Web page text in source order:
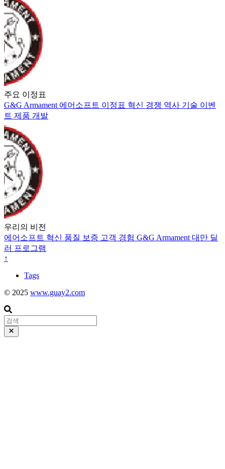
주요 이정표
G&G Armament 에어소프트 이정표 혁신 경쟁 역사 기술 이벤
트 제품 개발
우리의 비전
에어소프트 혁신 품질 보증 고객 경험 G&G Armament 대만 딜
러 프로그램
↑
Tags
© 2025 www.guay2.com